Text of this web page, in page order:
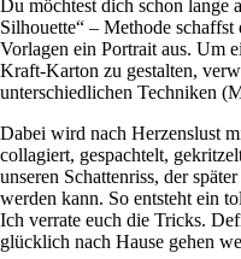
Du möchtest dich schon lange
Silhouette“ – Methode
Vorlagen ein Portrait aus. Um
Kraft-Karton zu gestalten,
unterschiedlichen Techniken
Dabei wird nach Herzenslust
collagiert, gespachtelt,
unseren Schattenriss, der
werden kann. So entsteht ein
Ich verrate euch die Tricks.
glücklich nach Hause gehen